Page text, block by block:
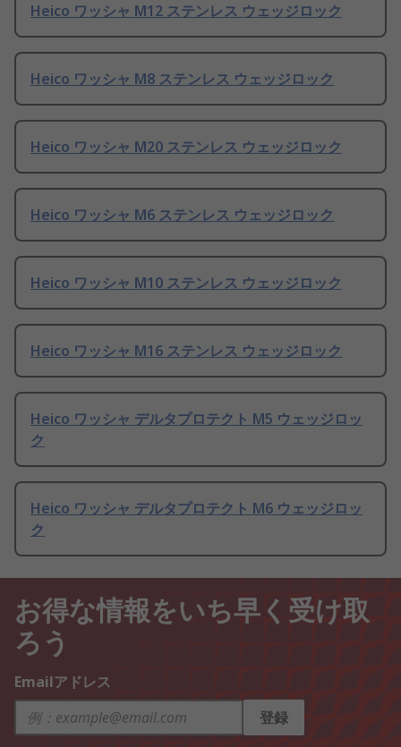
Heico ワッシャ M12 ステンレス ウェッジロック
Heico ワッシャ M8 ステンレス ウェッジロック
Heico ワッシャ M20 ステンレス ウェッジロック
Heico ワッシャ M6 ステンレス ウェッジロック
Heico ワッシャ M10 ステンレス ウェッジロック
Heico ワッシャ M16 ステンレス ウェッジロック
Heico ワッシャ デルタプロテクト M5 ウェッジロッ
ク
Heico ワッシャ デルタプロテクト M6 ウェッジロッ
ク
お得な情報をいち早く受け取
ろう
Emailアドレス
登録